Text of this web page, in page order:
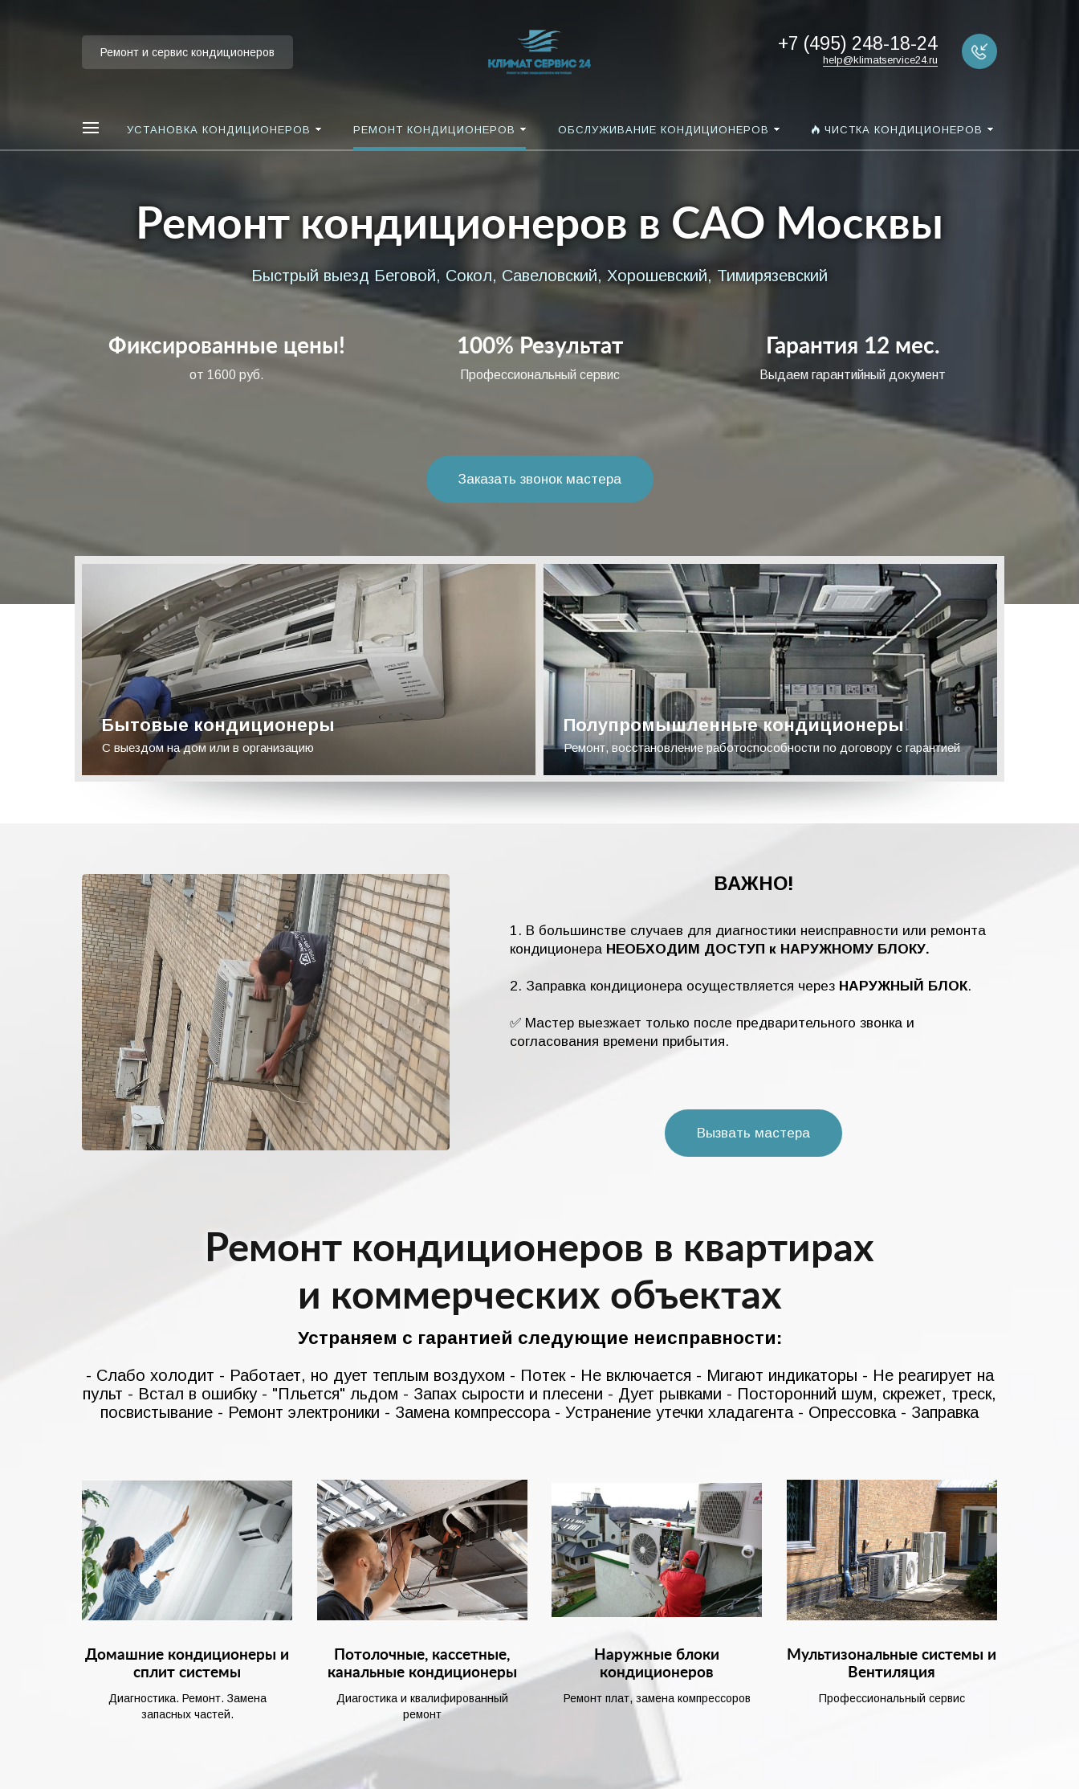
Ремонт и сервис кондиционеров +7 (495) 248-18-24
help@klimatservice24.ru
УСТАНОВКА КОНДИЦИОНЕРОВ РЕМОНТ КОНДИЦИОНЕРОВ ОБСЛУЖИВАНИЕ КОНДИЦИОНЕРОВ ЧИСТКА КОНДИЦИОНЕРОВ
Ремонт кондиционеров в САО Москвы
Быстрый выезд Беговой, Сокол, Савеловский, Хорошевский, Тимирязевский
Фиксированные цены!
от 1600 руб.
100% Результат
Профессиональный сервис
Гарантия 12 мес.
Выдаем гарантийный документ
Заказать звонок мастера
Бытовые кондиционеры
С выездом на дом или в организацию
Полупромышленные кондиционеры
Ремонт, восстановление работоспособности по договору с гарантией
ВАЖНО!
1. В большинстве случаев для диагностики неисправности или ремонта
кондиционера НЕОБХОДИМ ДОСТУП к НАРУЖНОМУ БЛОКУ.
2. Заправка кондиционера осуществляется через НАРУЖНЫЙ БЛОК.
✅ Мастер выезжает только после предварительного звонка и
согласования времени прибытия.
Вызвать мастера
Ремонт кондиционеров в квартирах
и коммерческих объектах
Устраняем с гарантией следующие неисправности:
- Слабо холодит - Работает, но дует теплым воздухом - Потек - Не включается - Мигают индикаторы - Не реагирует на
пульт - Встал в ошибку - "Пльется" льдом - Запах сырости и плесени - Дует рывками - Посторонний шум, скрежет, треск,
посвистывание - Ремонт электроники - Замена компрессора - Устранение утечки хладагента - Опрессовка - Заправка
Домашние кондиционеры и
сплит системы
Диагностика. Ремонт. Замена
запасных частей.
Потолочные, кассетные,
канальные кондиционеры
Диагостика и квалифированный
ремонт
Наружные блоки
кондиционеров
Ремонт плат, замена компрессоров
Мультизональные системы и
Вентиляция
Профессиональный сервис